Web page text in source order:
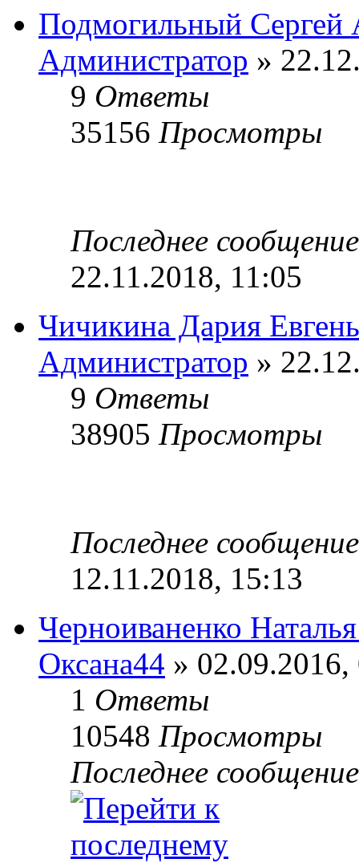
Подмогильный Сергей
Администратор »
9 Ответы
35156 Просмотры
Последнее
22.11.2018, 11:05
Чичикина Дария
Администратор »
9 Ответы
38905 Просмотры
Последнее
12.11.2018, 15:13
Черноиваненко
Оксана44 » 02.09.2016,
1 Ответы
10548 Просмотры
Последнее